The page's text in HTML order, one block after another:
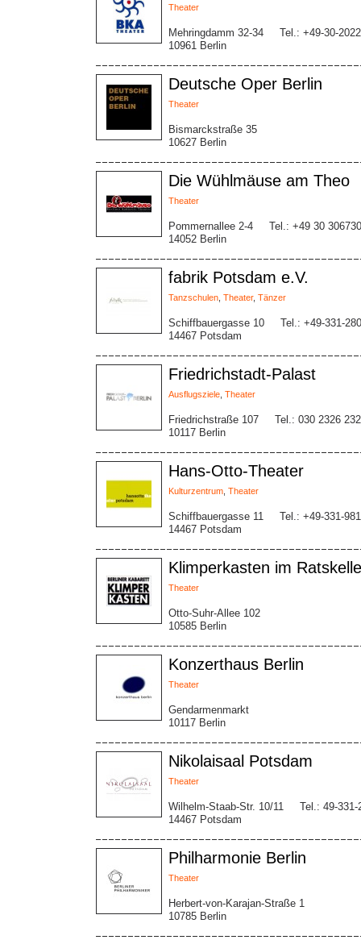
Theater
Mehringdamm 32-34
10961 Berlin
Tel.: +49-30-
Deutsche Oper Berlin
Theater
Bismarckstraße 35
10627 Berlin
Die Wühlmäuse am Theo
Theater
Pommernallee 2-4
14052 Berlin
Tel.: +49 30
fabrik Potsdam e.V.
Tanzschulen Theater, Tänzer
Schiffbauergasse 10
14467 Potsdam
Tel.: +49-331-
Friedrichstadt-Palast
Ausflugsziele Theater
Friedrichstraße 107
10117 Berlin
Tel.: 030 2326
Hans-Otto-Theater
Kulturzentrum Theater
Schiffbauergasse 11
14467 Potsdam
Tel.: +49-331-
Klimperkasten im
Theater
Otto-Suhr-Allee 102
10585 Berlin
Konzerthaus Berlin
Theater
Gendarmenmarkt
10117 Berlin
Nikolaisaal Potsdam
Theater
Wilhelm-Staab-Str. 10/11
14467 Potsdam
Tel.: 49-331-
Philharmonie Berlin
Theater
Herbert-von-Karajan-Straße 1
10785 Berlin